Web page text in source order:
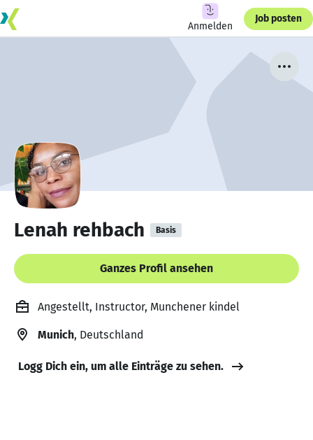
Anmelden
Job posten
Lenah rehbach Basis
Ganzes Profil ansehen
Angestellt, Instructor, Munchener kindel
Munich, Deutschland
Logg Dich ein, um alle Einträge zu sehen.